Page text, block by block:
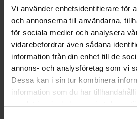
Vi använder enhetsidentifierare för
och annonserna till användarna,
för sociala medier och analysera
vidarebefordrar även sådana
information från din enhet till de
annons- och analysföretag som vi
Dessa kan i sin tur kombinera
information som du har
bröstrem
Pink Pad finns i olika storlekar
Pink Pad säkerställer en stabil
Trendelenburg-position och
patienten glider under ingrepp.
teknologi håller huden torr under
minskar risken för cellnedbrytning
Produktens tryckavlastande